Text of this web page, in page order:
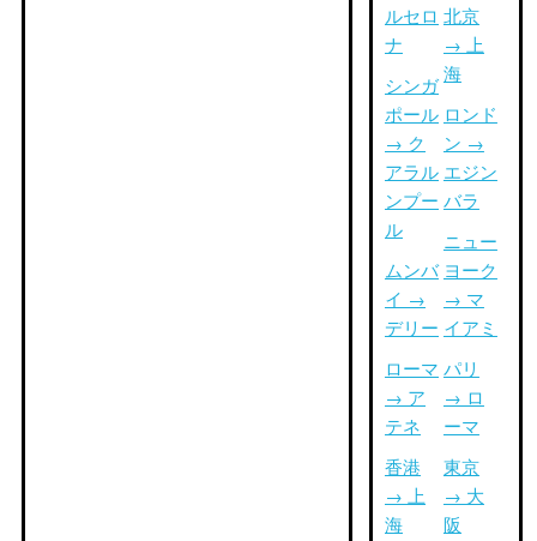
ルセロ
ナ
シンガ
ポール
→ ク
アラル
ンプー
ル
ムンバ
イ →
デリー
ローマ
→ ア
テネ
香港
→ 上
海
北京
→ 上
海
ロンド
ン →
エジン
バラ
ニュー
ヨーク
→ マ
イアミ
パリ
→ ロ
ーマ
東京
→ 大
阪